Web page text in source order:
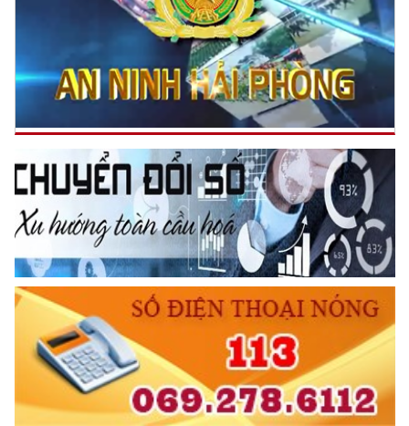
Quyết liệt đẩy nhanh tiến độ kích hoạt tài khoản định danh
điện tử (23/06/2023 22:29)